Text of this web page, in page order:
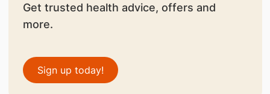
Get trusted health advice, offers and
more.
Sign up today!